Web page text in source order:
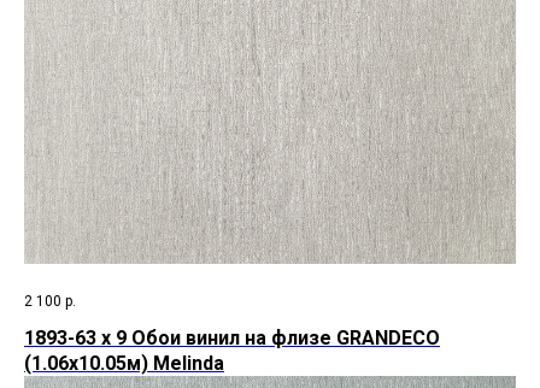
2 100 р.
1893-63 х 9 Обои винил на флизе GRANDECO
(1.06х10.05м) Melinda